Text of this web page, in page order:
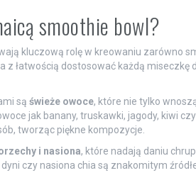
smoothie bowl?
kluczową rolę w kreowaniu zarówno
z łatwością dostosować każdą
są świeże owoce, które nie tylko
jak banany, truskawki, jagody, kiwi
tworząc piękne kompozycje.
i nasiona, które nadają daniu
czy nasiona chia są znakomitym